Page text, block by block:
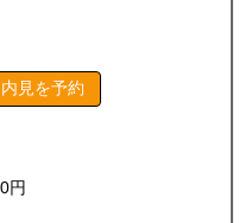
内見を予約
円